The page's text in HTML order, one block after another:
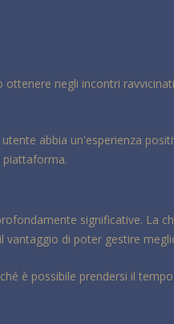
negli incontri
abbia un'esperienza
piattaforma.
significative. La
di poter gestire
è possibile prendersi il